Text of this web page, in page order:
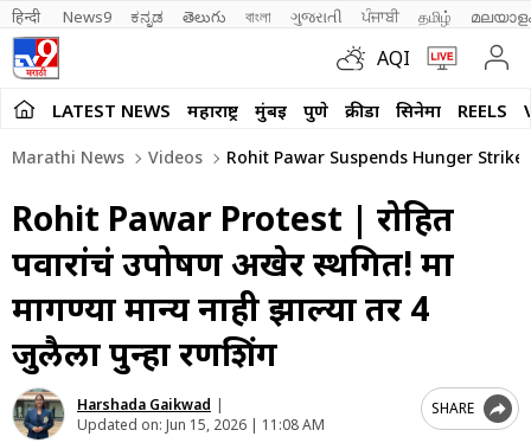
हिन्दी News9 ಕನ್ನಡ తెలుగు বাংলা ગુજરાતી ਪੰਜਾਬੀ தமிழ்
AQI
LATEST NEWS महाराष्ट्र मुंबई पुणे क्रीडा सिनेमा REELS
Marathi News Videos Rohit Pawar Suspends Hunger
Rohit Pawar Protest | रोहित
पवारांचं उपोषण अखेर स्थगित! मात्र
मागण्या मान्य नाही झाल्या तर 4
जुलैला पुन्हा रणशिंग
Harshada Gaikwad |
Updated on: Jun 15, 2026 | 11:08 AM
SHARE